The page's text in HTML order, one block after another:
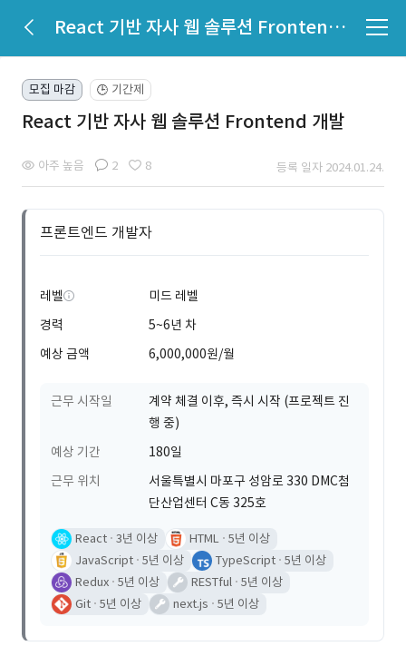
React 기반 자사 웹 솔루션 Frontend 개발
모집 마감 🕒 기간제
React 기반 자사 웹 솔루션 Frontend 개발
아주 높음 2 8 등록 일자 2024.01.24.
프론트엔드 개발자
레벨
미드 레벨
경력
5~6년 차
예상 금액
6,000,000원/월
근무 시작일
계약 체결 이후, 즉시 시작 (프로젝트 진
행 중)
예상 기간
180일
근무 위치
서울특별시 마포구 성암로 330 DMC첨
단산업센터 C동 325호
React 3년 이상 HTML 5년 이상
JavaScript 5년 이상 TypeScript 5년 이상
Redux 5년 이상 RESTful 5년 이상
Git 5년 이상 next.js 5년 이상